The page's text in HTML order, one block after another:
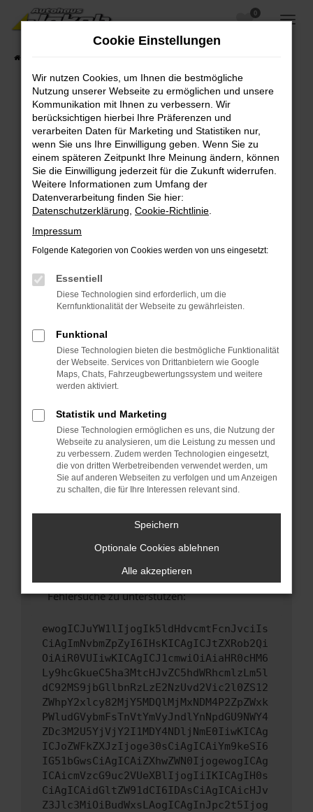
Zum
Hauptinhalt
0
Fehler: Network Error
Beim Laden ist ein Fehler aufgetreten.
Hier sind ein paar Tipps, die dir helfen können:
Überprüfe deine Firewall und deine
Internetverbindung.
Laden andere Webseiten, zum Beispiel deine
Suchmaschine?
Prüfe deine Browsererweiterungen.
Manche Erweiterungen, wie Werbeblocker,
können das Laden bestimmter Seiten
verhindern. Funktioniert die Seite in einem
Fenster?
Starte dein Gerät neu.
Das kann manchmal helfen, vorübergehende
Probleme zu beheben.
Betriebssystem auf dem neuesten Stand
sind.
Veraltete Software birgt nicht nur ein
Sicherheitsrisiko, sondern kann auch dazu
führen, dass bestimmte Funktionen nicht mehr
unterstützt werden.
Wende dich an den Webseitenbetreiber.
Wenn du alle oben genannten Schritte versucht
hast, kontaktiere uns bitte. Wir werden
versuchen, das Problem zu beheben. Du kannst
uns diesen Text schicken, um uns bei der
Fehlersuche zu unterstützen:
ewogICJuYW1lIjogIk5ldHdvcmtFcnJvciIs
CiAgImNvbmZpZyI6IHsKICAgICJtZXRob2Qi
OiAiR0VUIiwKICAgICJ1cmwiOiAiaHR0cHM6
Ly9hcGkueC5ha3MtcHJvZC5hdWRhcmlzLm5l
dC92MS9jbGllbnRzLzE2NzUvd2Vic2l0ZS12
ZWhpY2xlcy82MjY5MDQlMjMxNDM4P2ZpZWxk
PWludGVybmFsTnVtYmVyJndlYnNpdGU9NWY4
ZDc3M2U5YjVjY2I1MDY4NDljNmE0IiwKICAg
ICJoZWFkZXJzIjoge30sCiAgICAiYm9keSI6
IG51bGwsCiAgICAiZXhwZWN0IjogewogICAg
ICAicmVzcG9uc2VUeXBlIjogIiIKICAgIH0s
CiAgICAidGltZW91dCI6IDAsCiAgICAicHJv
Z3Jlc3MiOiBudWxsLAogICAgInJpc2t5Ijog
Cookie Einstellungen
Wir nutzen Cookies, um Ihnen die bestmögliche
Nutzung unserer Webseite zu ermöglichen und unsere
Kommunikation mit Ihnen zu verbessern. Wir
berücksichtigen hierbei Ihre Präferenzen und
verarbeiten Daten für Marketing und Statistiken nur,
wenn Sie uns Ihre Einwilligung geben. Wenn Sie zu
einem späteren Zeitpunkt Ihre Meinung ändern, können
Sie die Einwilligung jederzeit für die Zukunft widerrufen.
Weitere Informationen zum Umfang der
Datenverarbeitung finden Sie hier:
Datenschutzerklärung Cookie-Richtlinie
Impressum
Folgende Kategorien von Cookies werden von uns eingesetzt:
Essentiell
Diese Technologien sind erforderlich, um die
Kernfunktionalität der Webseite zu gewährleisten.
Funktional
Diese Technologien bieten die bestmögliche Funktionalität
der Webseite. Services von Drittanbietern wie Google
Maps, Chats, Fahrzeugbewertungssystem und weitere
werden aktiviert.
Statistik und Marketing
Diese Technologien ermöglichen es uns, die Nutzung der
Webseite zu analysieren, um die Leistung zu messen und
zu verbessern. Zudem werden Technologien eingesetzt,
die von dritten Werbetreibenden verwendet werden, um
Sie auf anderen Webseiten zu verfolgen und um Anzeigen
zu schalten, die für Ihre Interessen relevant sind.
Speichern
Optionale Cookies ablehnen
Alle akzeptieren